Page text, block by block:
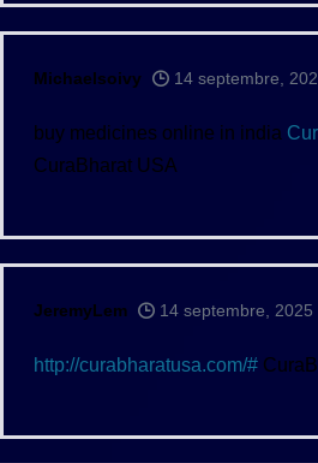
Michaelsoivy 14 septembre,
buy medicines online in india
CuraBharat USA
JeremyLem 14 septembre, 2025
http://curabharatusa.com/#